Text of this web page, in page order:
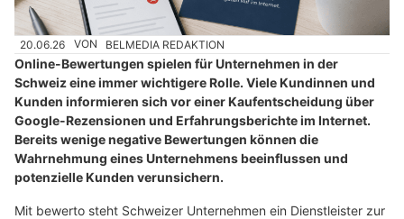
20.06.26 VON BELMEDIA REDAKTION
Online-Bewertungen spielen für Unternehmen in der
Schweiz eine immer wichtigere Rolle. Viele Kundinnen und
Kunden informieren sich vor einer Kaufentscheidung über
Google-Rezensionen und Erfahrungsberichte im Internet.
Bereits wenige negative Bewertungen können die
Wahrnehmung eines Unternehmens beeinflussen und
potenzielle Kunden verunsichern.
Mit bewerto steht Schweizer Unternehmen ein Dienstleister zur